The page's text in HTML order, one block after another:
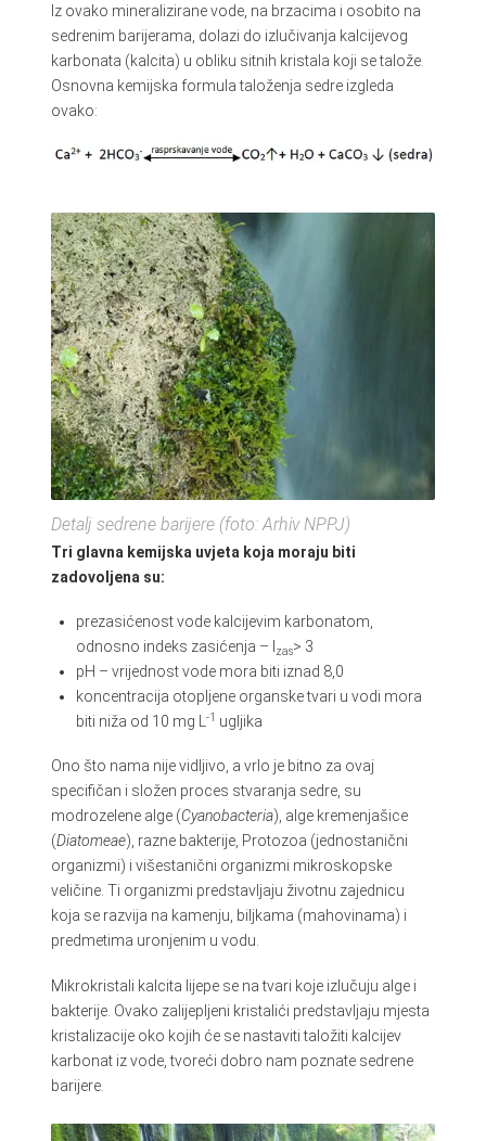
Iz ovako mineralizirane vode, na brzacima i osobito na
sedrenim barijerama, dolazi do izlučivanja kalcijevog
karbonata (kalcita) u obliku sitnih kristala koji se talože.
Osnovna kemijska formula taloženja sedre izgleda
ovako:
Detalj sedrene barijere (foto: Arhiv NPPJ)
Tri glavna kemijska uvjeta koja moraju biti
zadovoljena su:
prezasićenost vode kalcijevim karbonatom,
odnosno indeks zasićenja – I
zas> 3
pH – vrijednost vode mora biti iznad 8,0
koncentracija otopljene organske tvari u vodi mora
biti niža od 10 mg L-1 ugljika
Ono što nama nije vidljivo, a vrlo je bitno za ovaj
specifičan i složen proces stvaranja sedre, su
modrozelene alge (Cyanobacteria), alge kremenjašice
(Diatomeae), razne bakterije, Protozoa (jednostanični
organizmi) i višestanični organizmi mikroskopske
veličine. Ti organizmi predstavljaju životnu zajednicu
koja se razvija na kamenju, biljkama (mahovinama) i
predmetima uronjenim u vodu.
Mikrokristali kalcita lijepe se na tvari koje izlučuju alge i
bakterije. Ovako zalijepljeni kristalići predstavljaju mjesta
kristalizacije oko kojih će se nastaviti taložiti kalcijev
karbonat iz vode, tvoreći dobro nam poznate sedrene
barijere.